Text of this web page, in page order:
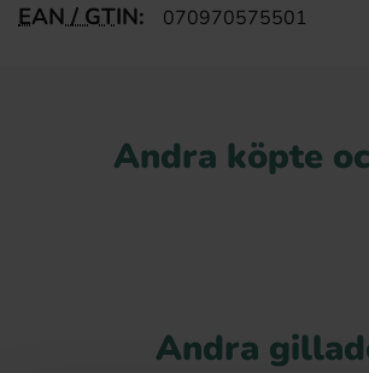
EAN / GTIN:
070970575501
Andra köpte
Andra